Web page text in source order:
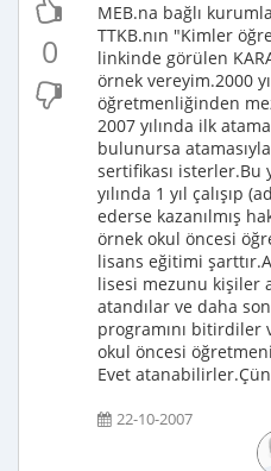
0
MEB.na bağlı
TTKB.nın "Kimler
linkinde görülen
örnek vereyim.2000
öğretmenliğinden
2007 yılında ilk
bulunursa
sertifikası isterler.Bu
yılında 1 yıl çalışıp
ederse kazanılmış
örnek okul öncesi
lisans eğitimi
lisesi mezunu kişiler
atandılar ve daha
programını bitirdiler
okul öncesi
Evet
22-10-2007